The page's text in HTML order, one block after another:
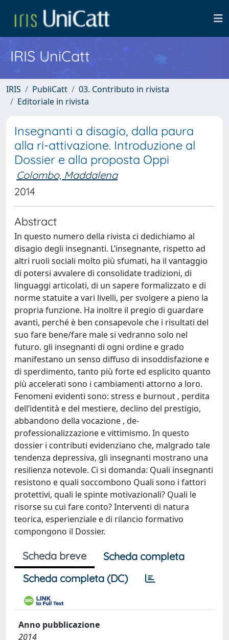
IRIS UniCatt
IRIS PubliCatt
03. Contributo in rivista
Editoriale in rivista
Insegnanti a disagio, dalla paura
alla ri-attivazione. Introduzione al
Dossier e alla proposta Oppi
Colombo, Maddalena
2014
Abstract
In questo numero della rivista ci dedichiamo al
disagio degli insegnanti. L’insegnante, rispetto ad
altri ruoli sociali molto più sfumati, ha il vantaggio
di potersi avvalere di consolidate tradizioni, di
linguaggi articolati, di un sapere formalizzato e di
norme statuite a vari livelli, per svolgere a pieno la
propria funzione. Ha inoltre il pregio di guardare
avanti, perché è ben consapevole che i risultati del
suo fare bene/fare male si vedranno solo nel
futuro. gli insegnanti di ogni ordine e grado
manifestano un senso diffuso di insoddisfazione e
di sperdimento, tanto più forte ed esplicito quanto
più accelerati sono i cambiamenti attorno a loro.
Fenomeni evidenti sono: stress e burnout , perdita
dell’identità e del mestiere, declino del prestigio,
abbandono della vocazione , de-
professionalizzazione e vittimismo. In questo
dossier i contributi evidenziano che, malgrado tale
tendenza depressiva, gli insegnanti mostrano una
resilienza notevole. Ci si domanda: Quali insegnanti
resistono e quali soccombono Quali sono i fattori
protettivi, quali le spinte motivazionali? Quali le
risorse su cui fare conto? Interventi di natura
teorica, esperienziale e di rilancio formativo
compongono il Dossier.
Scheda breve
Scheda completa
Scheda completa (DC)
Anno pubblicazione
2014